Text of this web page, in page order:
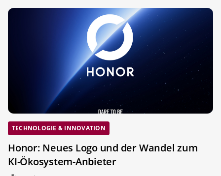
TECHNOLOGIE & INNOVATION
Honor: Neues Logo und der Wandel zum
KI-Ökosystem-Anbieter